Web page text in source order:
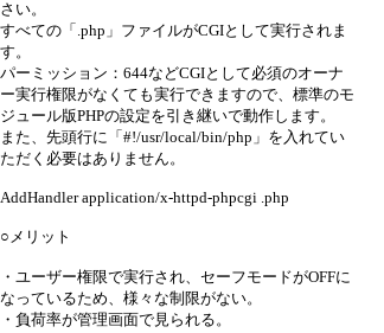
さい。
すべての「.php」ファイルがCGIとして実行されま
す。
パーミッション：644などCGIとして必須のオーナ
ー実行権限がなくても実行できますので、標準のモ
ジュール版PHPの設定を引き継いで動作します。
また、先頭行に「#!/usr/local/bin/php」を入れてい
ただく必要はありません。
AddHandler application/x-httpd-phpcgi .php
○メリット
・ユーザー権限で実行され、セーフモードがOFFに
なっているため、様々な制限がない。
・負荷率が管理画面で見られる。